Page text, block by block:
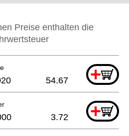
Preise enthalten die
+
54.67
+
3.72